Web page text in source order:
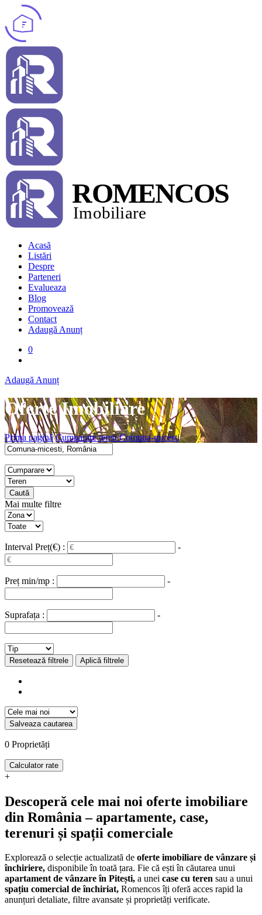
Acasă
Listări
Despre
Parteneri
Evalueaza
Blog
Promovează
Contact
Adaugă Anunț
0
Adaugă Anunț
Oferte Imobiliare
Prima pagină Cumparare teren Comuna-micesti
Caută
Mai multe filtre
Interval Preț(€) : -
Preț min/mp : -
Suprafața : -
Resetează filtrele Aplică filtrele
Salveaza cautarea
0 Proprietăți
Calculator rate
+
Descoperă cele mai noi oferte imobiliare
din România – apartamente, case,
terenuri și spații comerciale
Explorează o selecție actualizată de oferte imobiliare de vânzare și
închiriere, disponibile în toată țara. Fie că ești în căutarea unui
apartament de vânzare în Pitești, a unei case cu teren sau a unui
spațiu comercial de închiriat, Romencos îți oferă acces rapid la
anunțuri detaliate, filtre avansate și proprietăți verificate.